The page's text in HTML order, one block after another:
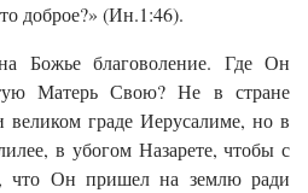
доброе?» (Ин.1:46).
Божье благоволение. Где Он
Матерь Свою? Не в стране
граде Иерусалиме, но в
в убогом Назарете, чтобы с
что Он пришел на землю ради